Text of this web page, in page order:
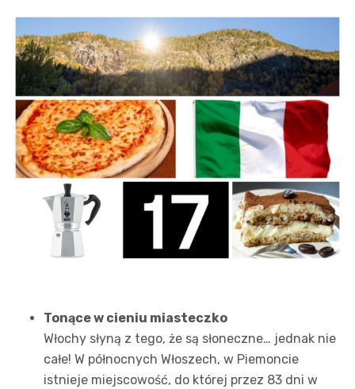
Tonące w cieniu miasteczko
Włochy słyną z tego, że są słoneczne… jednak nie
całe! W północnych Włoszech, w Piemoncie
istnieje miejscowość, do której przez 83 dni w